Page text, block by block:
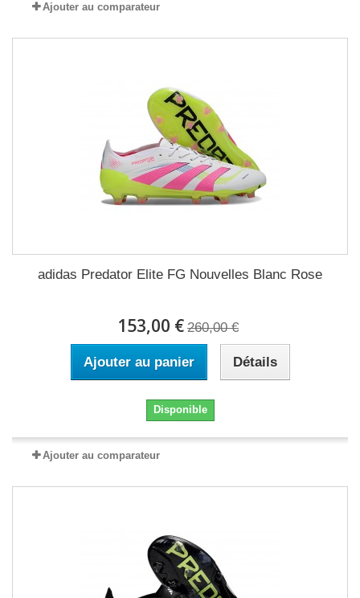
Ajouter au comparateur
adidas Predator Elite FG Nouvelles Blanc Rose
153,00 € 260,00 €
Ajouter au panier Détails
Disponible
Ajouter au comparateur